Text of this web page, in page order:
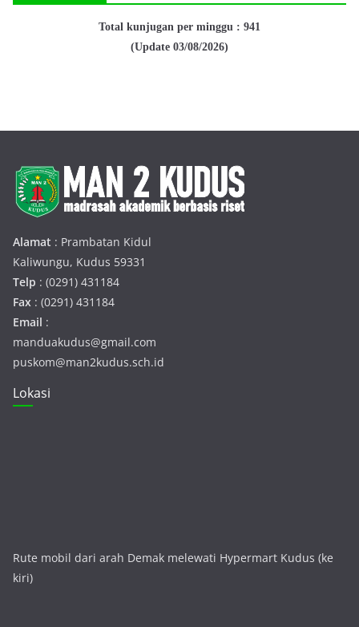
Total kunjugan per minggu : 941
(Update 03/08/2026)
Alamat : Prambatan Kidul
Kaliwungu, Kudus 59331
Telp : (0291) 431184
Fax : (0291) 431184
Email :
manduakudus@gmail.com
puskom@man2kudus.sch.id
Lokasi
Rute mobil dari arah Demak melewati Hypermart Kudus (ke
kiri)